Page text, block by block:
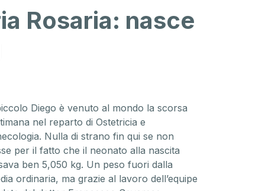
Rosaria: nasce
Diego è venuto al mondo la scorsa
nel reparto di Ostetricia e
Nulla di strano fin qui se non
per il fatto che il neonato alla nascita
ben 5,050 kg. Un peso fuori dalla
ordinaria, ma grazie al lavoro dell’equipe